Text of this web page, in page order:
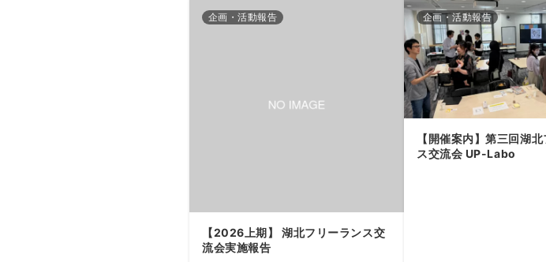
企画・活動報告
【2026上期】 湖北フリーランス交
流会実施報告
企画・活動報告
【開催案内】第三回湖
ス交流会 UP-Labo